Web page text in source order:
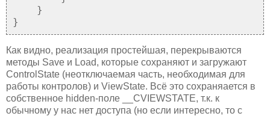
}
}
Как видно, реализация простейшая, перекрываются
методы Save и Load, которые сохраняют и загружают
ControlState (неотключаемая часть, необходимая для
работы контролов) и ViewState. Всё это сохраняается в
собственное hidden-поле __CVIEWSTATE, т.к. к
обычному у нас нет доступа (но если интересно, то с